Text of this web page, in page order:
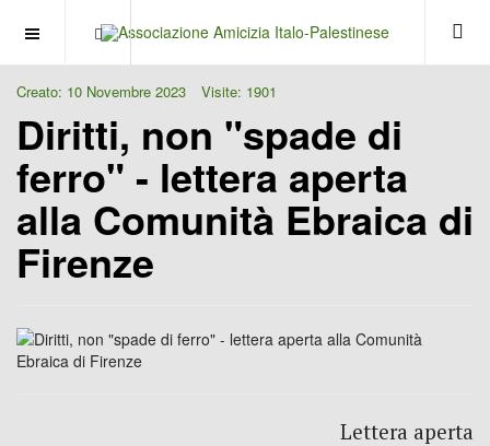
OFF CANVAS
Creato: 10 Novembre 2023 Visite: 1901
Diritti, non "spade di
ferro" - lettera aperta
alla Comunità Ebraica di
Firenze
Lettera aperta